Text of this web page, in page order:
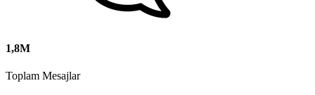
1,8M
Toplam Mesajlar